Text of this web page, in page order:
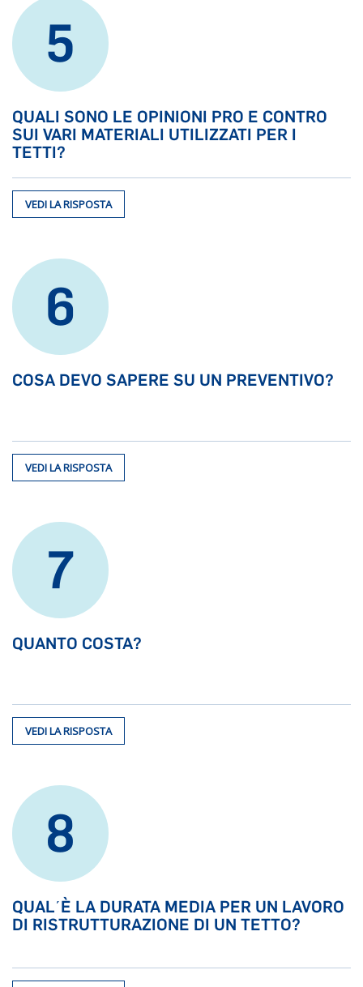
5
QUALI SONO LE OPINIONI PRO E CONTRO
SUI VARI MATERIALI UTILIZZATI PER I
TETTI?
VEDI LA RISPOSTA
6
COSA DEVO SAPERE SU UN PREVENTIVO?
VEDI LA RISPOSTA
7
QUANTO COSTA?
VEDI LA RISPOSTA
8
QUAL΄È LA DURATA MEDIA PER UN LAVORO
DI RISTRUTTURAZIONE DI UN TETTO?